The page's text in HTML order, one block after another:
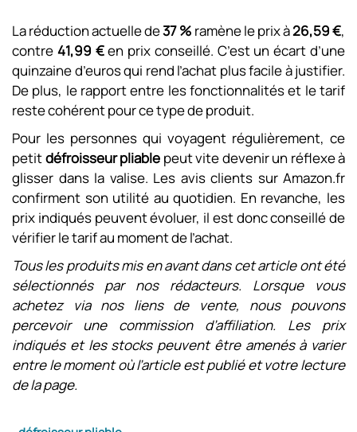
La réduction actuelle de37 % ramène le prix à26,59 €,
contre 41,99 €en prix conseillé. C’est un écart d’une
quinzaine d’euros qui rend l’achat plus facile à justifier.
De plus, le rapport entre les fonctionnalités et le tarif
reste cohérent pour ce type de produit.
Pour les personnes qui voyagent régulièrement, ce
petitdéfroisseur pliable peut vite devenir un réflexe à
glisser dans la valise. Les avis clients sur Amazon.fr
confirment son utilité au quotidien. En revanche, les
prix indiqués peuvent évoluer, il est donc conseillé de
vérifier le tarif au moment de l’achat.
Tous les produits mis en avant dans cet article ont été
sélectionnés par nos rédacteurs. Lorsque vous
achetez via nos liens de vente, nous pouvons
percevoir une commission d’affiliation. Les prix
indiqués et les stocks peuvent être amenés à varier
entre le moment où l’article est publié et votre lecture
de la page.